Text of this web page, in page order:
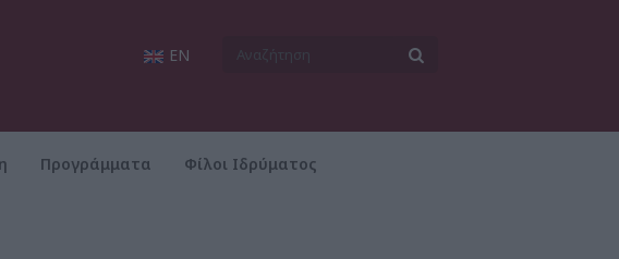
EN
Προγράμματα Φίλοι Ιδρύματος